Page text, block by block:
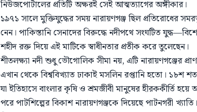
নিউজপোর্টালের প্রতিটি অক্ষরই সেই আত্মত্যাগের অঙ্গীকার।
১৯৭১ সালে মুক্তিযুদ্ধের সময় নারায়ণগঞ্জ ছিল প্রতিরোধের
নেন। পাকিস্তানি সেনাদের বিরুদ্ধে নদীপথে সংঘটিত
শহীদ রক্ত দিয়ে এই মাটিকে স্বাধীনতার প্রতীক করে তুলেছেন।
শীতলক্ষ্যা নদী শুধু ভৌগোলিক সীমা নয়, এটি নারায়ণগঞ্জের
এখান থেকে বিশ্ববিখ্যাত ঢাকাই মসলিন রপ্তানি হতো। ১৮শ
যা ইতিহাসে বাংলার কৃষি ও শ্রমজীবী মানুষের হীরককীর্তি হয়ে
পরে পাটশিল্পের বিকাশ নারায়ণগঞ্জকে দিয়েছে পাটনগরী